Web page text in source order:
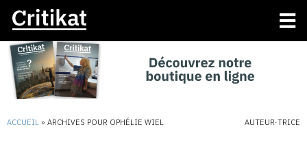
ACCUEIL » ARCHIVES POUR OPHÉLIE WIEL AUTEUR·TRICE